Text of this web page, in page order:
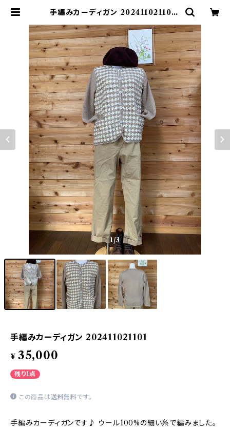
手編みカーディガン 202411021101 |
1/3
手編みカーディガン 202411021101
¥ 35,000
残り1点
この商品は送料無料です。
手編みカーディガンです♪ ウール100%の細い糸で編みました。